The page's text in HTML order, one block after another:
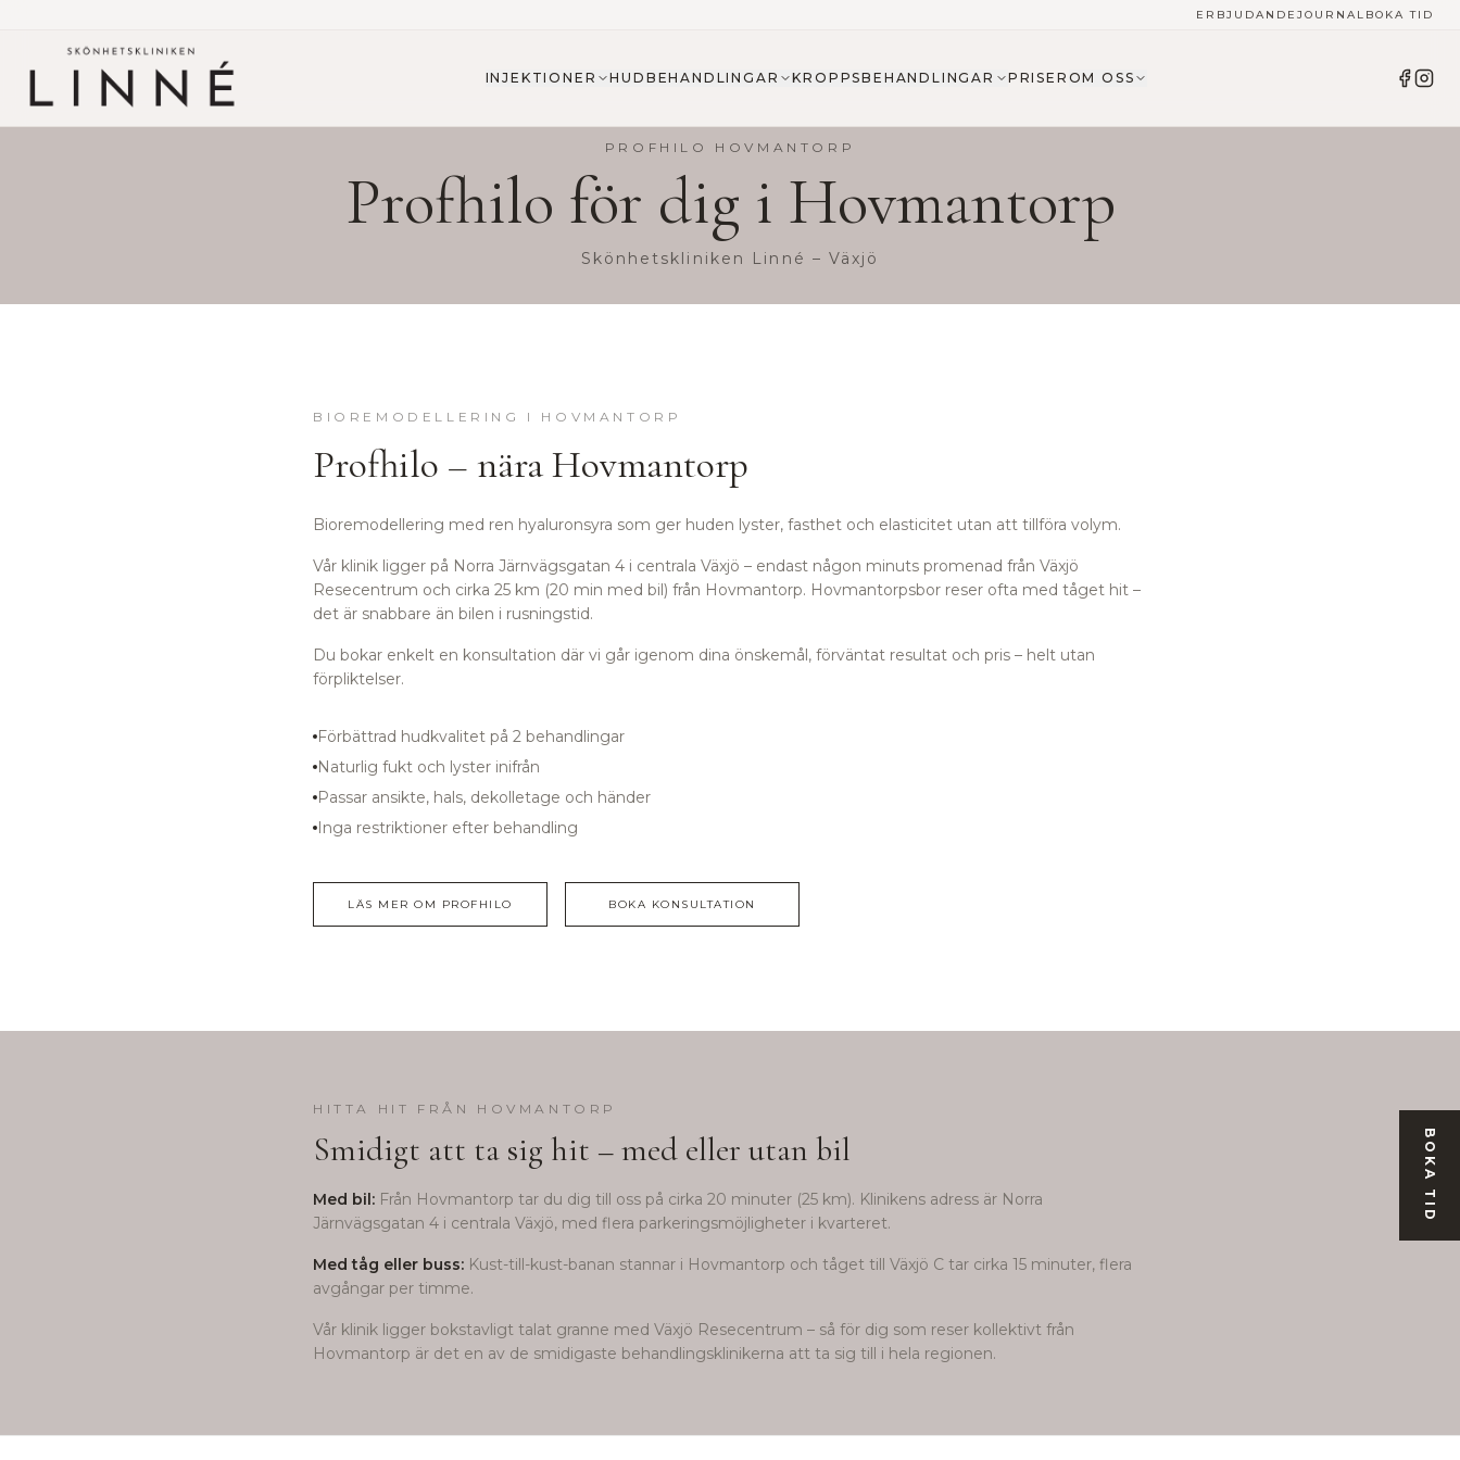
ERBJUDANDE JOURNAL BOKA TID
INJEKTIONER HUDBEHANDLINGAR KROPPSBEHANDLINGAR PRISER OM OSS
BOKA TID
PROFHILO HOVMANTORP
Profhilo för dig i Hovmantorp
Skönhetskliniken Linné – Växjö
BIOREMODELLERING I HOVMANTORP
Profhilo – näraHovmantorp
Bioremodellering med ren hyaluronsyra som ger huden lyster, fasthet och elasticitet utan att tillföra volym.
Vår klinik ligger på Norra Järnvägsgatan 4 i centrala Växjö – endast någon minuts promenad från Växjö
Resecentrum och cirka 25 km (20 min med bil) från Hovmantorp. Hovmantorpsbor reser ofta med tåget hit –
det är snabbare än bilen i rusningstid.
Du bokar enkelt en konsultation där vi går igenom dina önskemål, förväntat resultat och pris – helt utan
förpliktelser.
Förbättrad hudkvalitet på 2 behandlingar
Naturlig fukt och lyster inifrån
Passar ansikte, hals, dekolletage och händer
Inga restriktioner efter behandling
LÄS MER OM PROFHILO BOKA KONSULTATION
HITTA HIT FRÅN HOVMANTORP
Smidigt att ta sig hit – med eller utan bil
Med bil: Från Hovmantorp tar du dig till oss på cirka 20 minuter (25 km). Klinikens adress är Norra
Järnvägsgatan 4 i centrala Växjö, med flera parkeringsmöjligheter i kvarteret.
Med tåg eller buss: Kust-till-kust-banan stannar i Hovmantorp och tåget till Växjö C tar cirka 15 minuter, flera
avgångar per timme.
Vår klinik ligger bokstavligt talat granne med Växjö Resecentrum – så för dig som reser kollektivt från
Hovmantorp är det en av de smidigaste behandlingsklinikerna att ta sig till i hela regionen.